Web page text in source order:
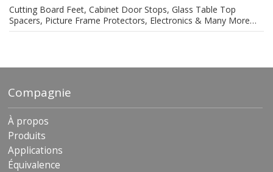
Cutting Board Feet, Cabinet Door Stops, Glass Table Top
Spacers, Picture Frame Protectors, Electronics & Many More…
Compagnie
À propos
Produits
Applications
Équivalence